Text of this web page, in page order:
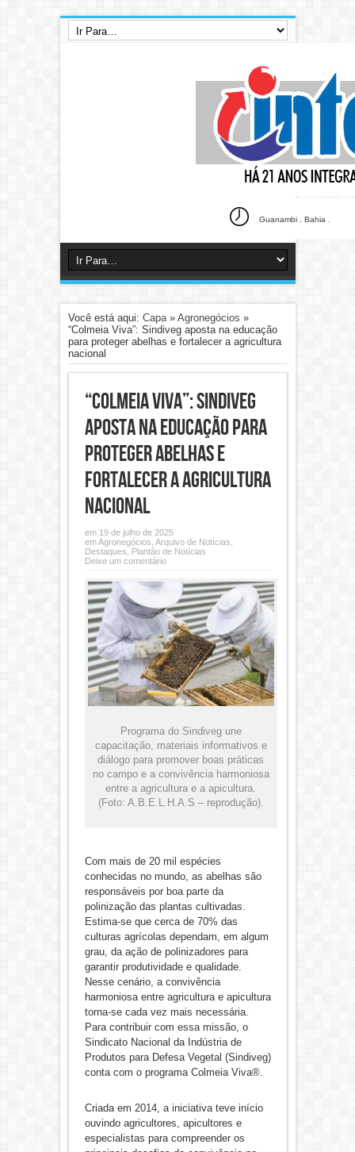
Guanambi . Bahia .
Você está aqui: Capa» Agronegócios »
“Colmeia Viva”: Sindiveg aposta na educação
para proteger abelhas e fortalecer a agricultura
nacional
“Colmeia Viva”: Sindiveg
aposta na educação para
proteger abelhas e
fortalecer a agricultura
nacional
em 19 de julho de 2025
emAgronegócios Arquivo de Notícias
Destaques
Plantão de Notícias
Deixe um comentário
Programa do Sindiveg une
capacitação, materiais informativos e
diálogo para promover boas práticas
no campo e a convivência harmoniosa
entre a agricultura e a apicultura.
(Foto: A.B.E.L.H.A.S – reprodução).
Com mais de 20 mil espécies
conhecidas no mundo, as abelhas são
responsáveis por boa parte da
polinização das plantas cultivadas.
Estima-se que cerca de 70% das
culturas agrícolas dependam, em algum
grau, da ação de polinizadores para
garantir produtividade e qualidade.
Nesse cenário, a convivência
harmoniosa entre agricultura e apicultura
torna-se cada vez mais necessária.
Para contribuir com essa missão, o
Sindicato Nacional da Indústria de
Produtos para Defesa Vegetal (Sindiveg)
conta com o programa Colmeia Viva®.
Criada em 2014, a iniciativa teve início
ouvindo agricultores, apicultores e
especialistas para compreender os